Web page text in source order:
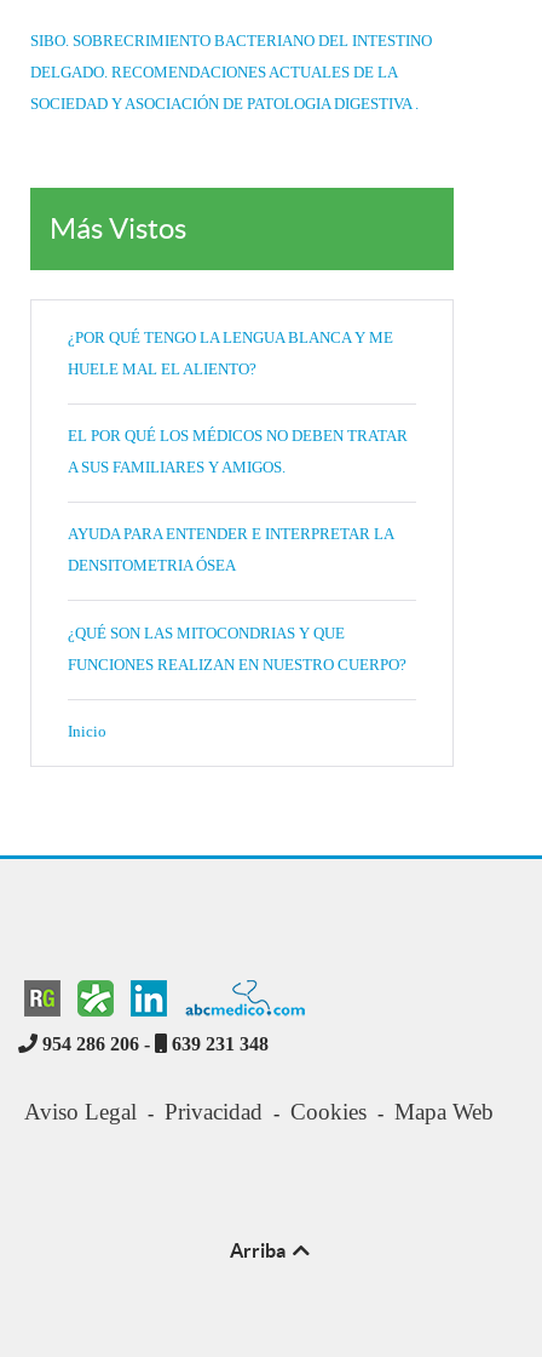
SIBO. SOBRECRIMIENTO BACTERIANO DEL INTESTINO
DELGADO. RECOMENDACIONES ACTUALES DE LA
SOCIEDAD Y ASOCIACIÓN DE PATOLOGIA DIGESTIVA .
Más Vistos
¿POR QUÉ TENGO LA LENGUA BLANCA Y ME
HUELE MAL EL ALIENTO?
EL POR QUÉ LOS MÉDICOS NO DEBEN TRATAR
A SUS FAMILIARES Y AMIGOS.
AYUDA PARA ENTENDER E INTERPRETAR LA
DENSITOMETRIA ÓSEA
¿QUÉ SON LAS MITOCONDRIAS Y QUE
FUNCIONES REALIZAN EN NUESTRO CUERPO?
Inicio
954 286 206 - 639 231 348
Aviso Legal - Privacidad - Cookies - Mapa Web
Arriba